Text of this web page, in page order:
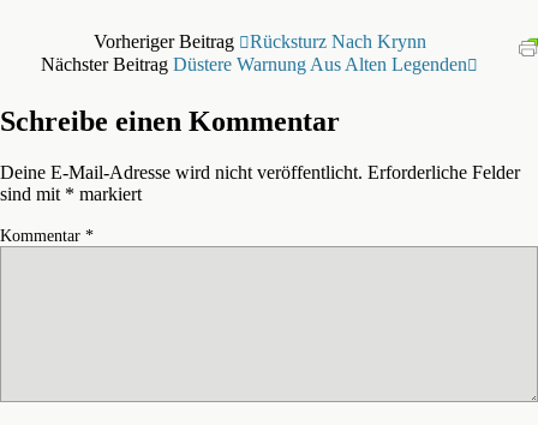
Vorheriger Beitrag
Rücksturz Nach Krynn
Nächster Beitrag Düstere Warnung Aus Alten Legenden
Schreibe einen Kommentar
Deine E-Mail-Adresse wird nicht veröffentlicht. Erforderliche Felder
sind mit * markiert
Kommentar *